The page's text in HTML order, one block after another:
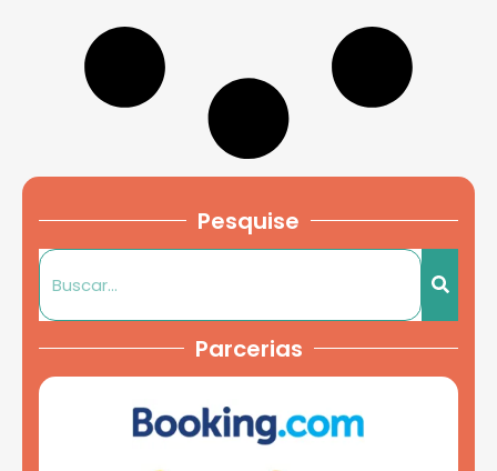
Pesquise
Parcerias